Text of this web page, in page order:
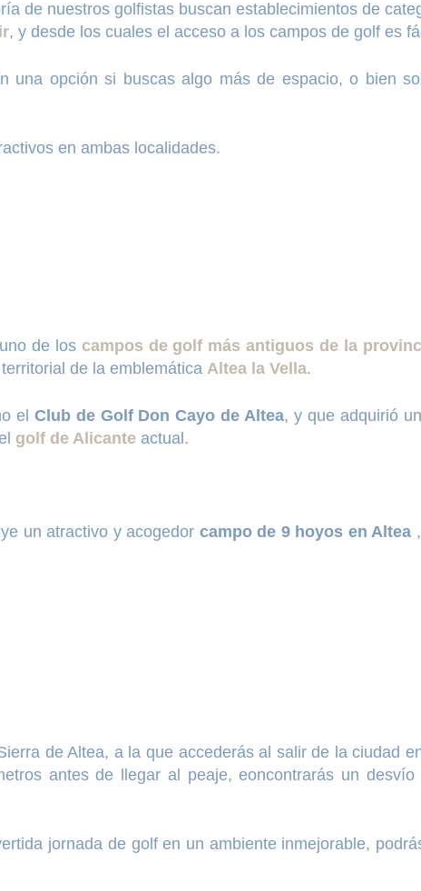
de nuestros golfistas buscan establecimientos de
, y desde los cuales el acceso a los campos de golf es
una opción si buscas algo más de espacio, o bien
en ambas localidades.
de los campos de golf más antiguos de la
de la emblemática Altea la Vella.
el Club de Golf Don Cayo de Altea, y que adquirió
golf de Alicante actual.
un atractivo y acogedor campo de 9 hoyos en Altea
de Altea, a la que accederás al salir de la ciudad
antes de llegar al peaje, eoncontrarás un
jornada de golf en un ambiente inmejorable,